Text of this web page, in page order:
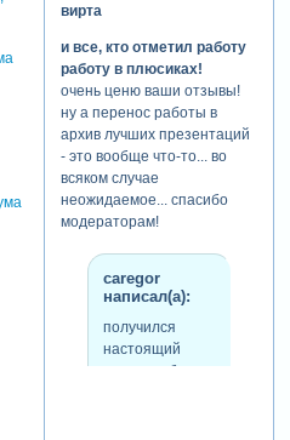
вирта
и все, кто отметил работу
работу в плюсиках!
очень ценю ваши отзывы!
ну а перенос работы в
архив лучших презентаций
- это вообще что-то... во
всяком случае
неожидаемое... спасибо
модераторам!
caregor
написал(а):
получился
настоящий
рассказ об этом